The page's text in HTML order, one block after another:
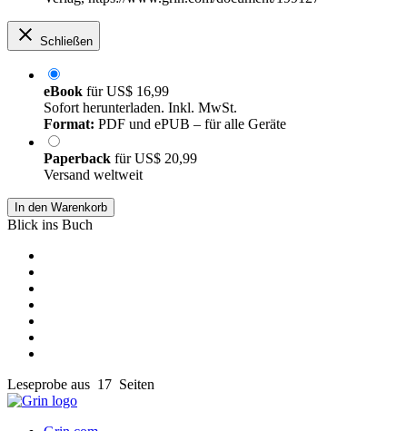
Schließen
eBook fürUS$ 16,99
Sofort herunterladen. Inkl. MwSt.
Format: PDF und ePUB – für alle Geräte
Paperback fürUS$ 20,99
Versand weltweit
In den Warenkorb
Blick ins Buch
Leseprobe aus 17 Seiten